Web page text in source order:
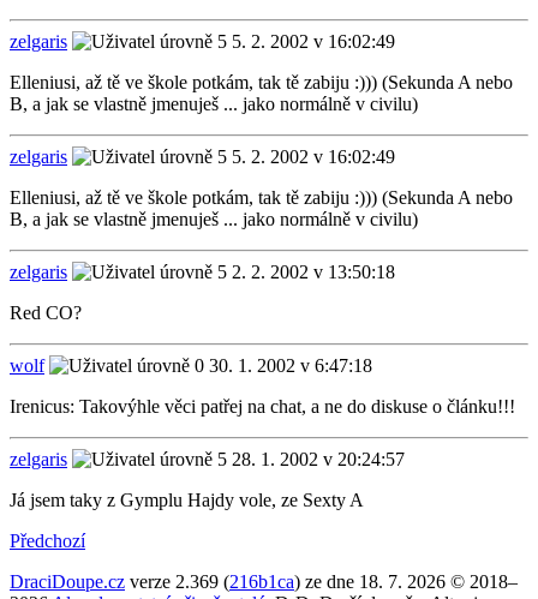
zelgaris
5. 2. 2002 v 16:02:49
Elleniusi, až tě ve škole potkám, tak tě zabiju :))) (Sekunda A nebo
B, a jak se vlastně jmenuješ ... jako normálně v civilu)
zelgaris
5. 2. 2002 v 16:02:49
Elleniusi, až tě ve škole potkám, tak tě zabiju :))) (Sekunda A nebo
B, a jak se vlastně jmenuješ ... jako normálně v civilu)
zelgaris
2. 2. 2002 v 13:50:18
Red CO?
wolf
30. 1. 2002 v 6:47:18
Irenicus: Takovýhle věci patřej na chat, a ne do diskuse o článku!!!
zelgaris
28. 1. 2002 v 20:24:57
Já jsem taky z Gymplu Hajdy vole, ze Sexty A
Předchozí
DraciDoupe.cz verze 2.369 (216b1ca) ze dne 18. 7. 2026 © 2018–